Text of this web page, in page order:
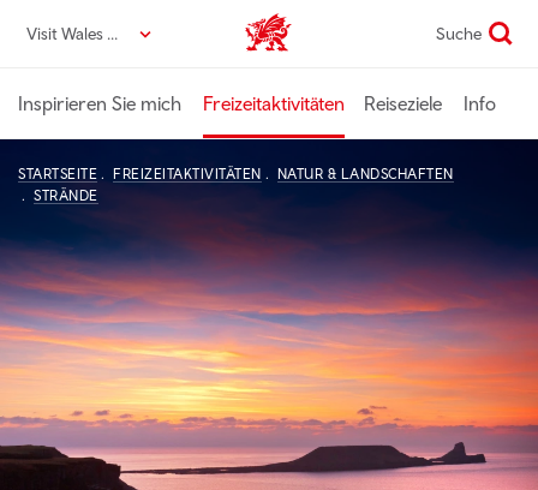
zumVisit Wales DE VisitWales home Suche
Inspirieren Sie mich Freizeitaktivitäten Reiseziele Info
STARTSEITE FREIZEITAKTIVITÄTEN
NATUR & LANDSCHAFTEN
STRÄNDE